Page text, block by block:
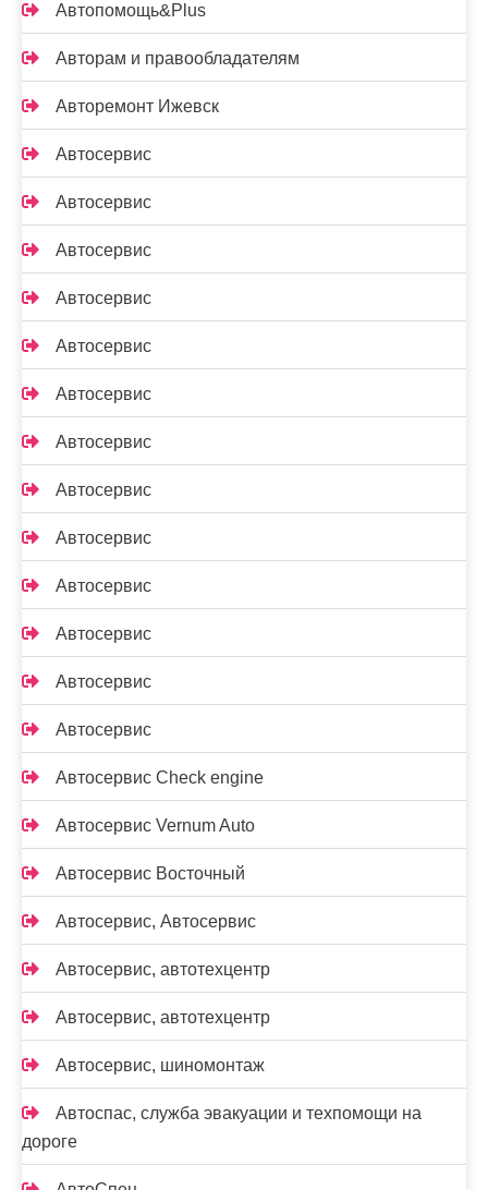
Автопомощь&Plus
Авторам и правообладателям
Авторемонт Ижевск
Автосервис
Автосервис
Автосервис
Автосервис
Автосервис
Автосервис
Автосервис
Автосервис
Автосервис
Автосервис
Автосервис
Автосервис
Автосервис
Автосервис Check engine
Автосервис Vernum Auto
Автосервис Восточный
Автосервис, Автосервис
Автосервис, автотехцентр
Автосервис, автотехцентр
Автосервис, шиномонтаж
Автоспас, служба эвакуации и техпомощи на
дороге